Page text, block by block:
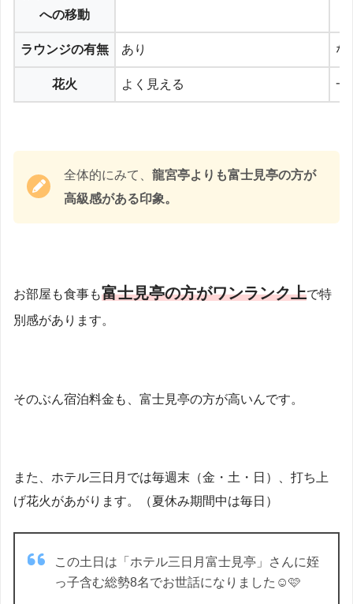
への移動
ラウンジの有無 あり な
花火 よく見える 一
全体的にみて、 龍宮亭よりも富士見亭の方が
高級感がある印象。
お部屋も食事も富士見亭の方がワンランク上で特
別感があります。
そのぶん宿泊料金も、富士見亭の方が高いんです。
また、ホテル三日月では毎週末（金・土・日）、打ち上
げ花火があがります。（夏休み期間中は毎日）
この土日は「ホテル三日月富士見亭」さんに姪
っ子含む総勢8名でお世話になりました☺️🩷